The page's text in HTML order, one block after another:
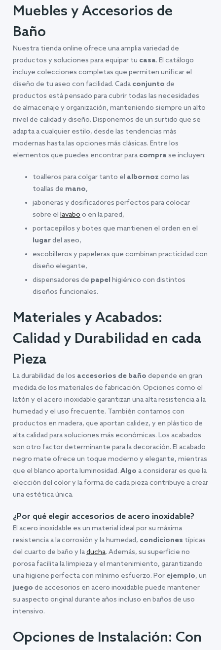
Muebles y Accesorios de
Baño
Nuestra tienda online ofrece una amplia variedad de
productos y soluciones para equipar tu casa. El catálogo
incluye colecciones completas que permiten unificar el
diseño de tu aseo con facilidad. Cada conjunto de
productos está pensado para cubrir todas las necesidades
de almacenaje y organización, manteniendo siempre un alto
nivel de calidad y diseño. Disponemos de un surtido que se
adapta a cualquier estilo, desde las tendencias más
modernas hasta las opciones más clásicas. Entre los
elementos que puedes encontrar para compra se incluyen:
toalleros para colgar tanto el albornoz como las
toallas de mano,
jaboneras y dosificadores perfectos para colocar
sobre el lavaboo en la pared,
portacepillos y botes que mantienen el orden en el
lugardel aseo,
escobilleros y papeleras que combinan practicidad con
diseño elegante,
dispensadores de papel higiénico con distintos
diseños funcionales.
Materiales y Acabados:
Calidad y Durabilidad en cada
Pieza
La durabilidad de los accesorios de baño depende en gran
medida de los materiales de fabricación. Opciones como el
latón y el acero inoxidable garantizan una alta resistencia a la
humedad y el uso frecuente. También contamos con
productos en madera, que aportan calidez, y en plástico de
alta calidad para soluciones más económicas. Los acabados
son otro factor determinante para la decoración. El acabado
negro mate ofrece un toque moderno y elegante, mientras
que el blanco aporta luminosidad. Algo a considerar es que la
elección del color y la forma de cada pieza contribuye a crear
una estética única.
¿Por qué elegir accesorios de acero inoxidable?
El acero inoxidable es un material ideal por su máxima
resistencia a la corrosión y la humedad, condiciones típicas
del cuarto de baño y laducha. Además, su superficie no
porosa facilita la limpieza y el mantenimiento, garantizando
una higiene perfecta con mínimo esfuerzo. Por ejemplo, un
juego de accesorios en acero inoxidable puede mantener
su aspecto original durante años incluso en baños de uso
intensivo.
Opciones de Instalación: Con